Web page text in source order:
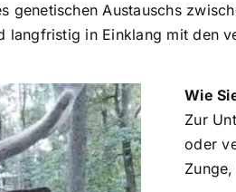
genetischen Austauschs
langfristig in Einklang mit den
Wie
Zur
oder